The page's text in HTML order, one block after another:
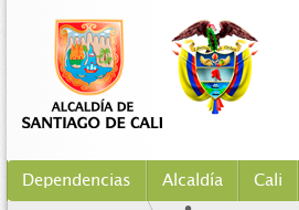
Dependencias Alcaldía Cali